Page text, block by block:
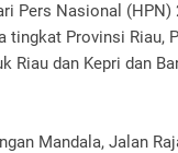
Pers Nasional (HPN)
tingkat Provinsi Riau,
Riau dan Kepri dan
Mandala, Jalan